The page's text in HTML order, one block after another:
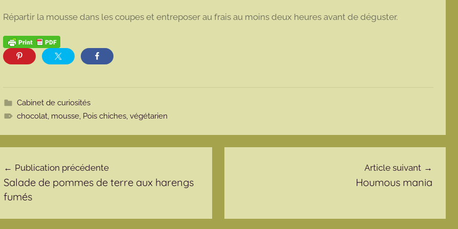
Répartir la mousse dans les coupes et entreposer au frais au moins deux heures avant de déguster.
Cabinet de curiosités
chocolat, mousse, Pois chiches,végétarien
Publication précédente
Salade de pommes de terre aux harengs
fumés
Article suivant
Houmous mania